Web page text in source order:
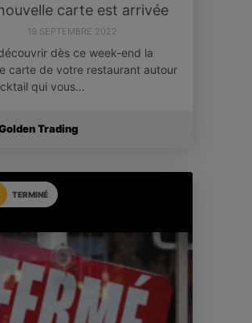
carte est arrivée
19 SEPTEMBRE 2022
dès ce week-end la
carte de votre restaurant autour
qui vous…
Trading
TERMINÉ